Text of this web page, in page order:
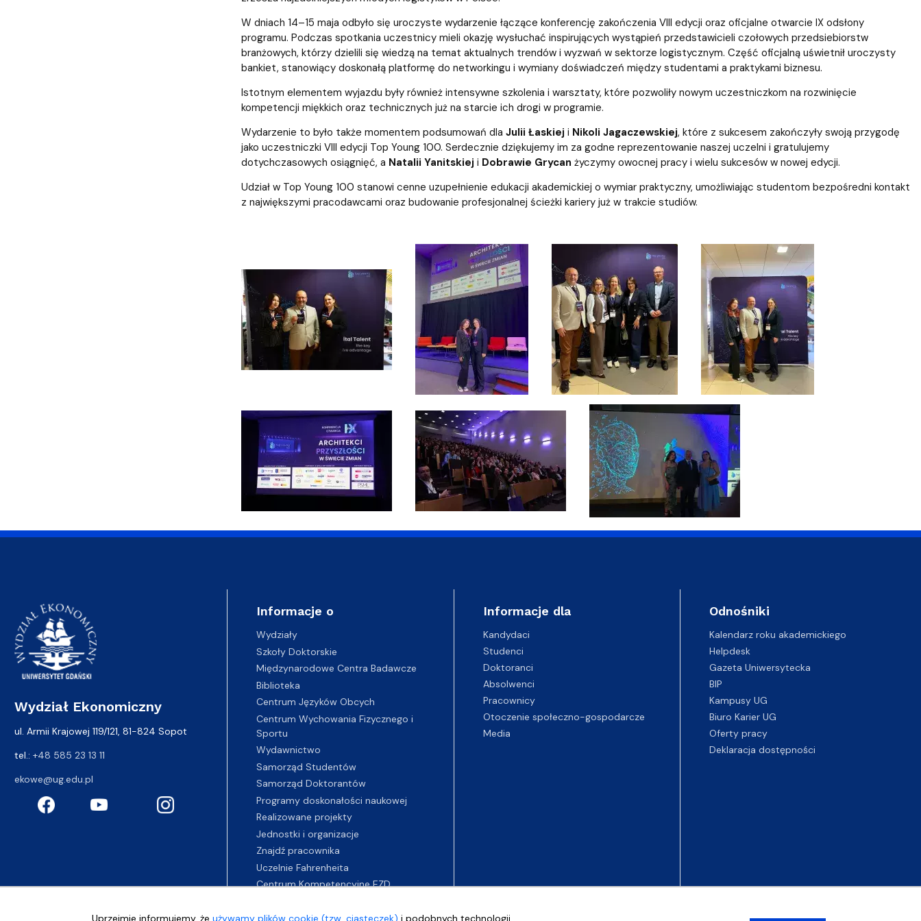
Uprzejmie informujemy, żeużywamy plików cookie (tzw. ciasteczek) i podobnych technologii
W dniach 14–15 maja odbyło się uroczyste wydarzenie łączące konferencję zakończenia VIII edycji oraz oficjalne otwarcie IX odsłony
programu. Podczas spotkania uczestnicy mieli okazję wysłuchać inspirujących wystąpień przedstawicieli czołowych przedsiebiorstw
branżowych, którzy dzielili się wiedzą na temat aktualnych trendów i wyzwań w sektorze logistycznym. Część oficjalną uświetnił uroczysty
bankiet, stanowiący doskonałą platformę do networkingu i wymiany doświadczeń między studentami a praktykami biznesu.
Istotnym elementem wyjazdu były również intensywne szkolenia i warsztaty, które pozwoliły nowym uczestniczkom na rozwinięcie
kompetencji miękkich oraz technicznych już na starcie ich drogi w programie.
Wydarzenie to było także momentem podsumowań dla Julii Łaskiej i Nikoli Jagaczewskiej, które z sukcesem zakończyły swoją przygodę
jako uczestniczki VIII edycji Top Young 100. Serdecznie dziękujemy im za godne reprezentowanie naszej uczelni i gratulujemy
dotychczasowych osiągnięć, a Natalii Yanitskiej i Dobrawie Grycan życzymy owocnej pracy i wielu sukcesów w nowej edycji.
Udział w Top Young 100 stanowi cenne uzupełnienie edukacji akademickiej o wymiar praktyczny, umożliwiając studentom bezpośredni kontakt
z największymi pracodawcami oraz budowanie profesjonalnej ścieżki kariery już w trakcie studiów.
Wydział Ekonomiczny
ul. Armii Krajowej 119/121, 81-824 Sopot
tel.: +48 585 23 13 11
ekowe@ug.edu.pl
Informacje o
Wydziały
Szkoły Doktorskie
Międzynarodowe Centra Badawcze
Biblioteka
Centrum Języków Obcych
Centrum Wychowania Fizycznego i
Sportu
Wydawnictwo
Samorząd Studentów
Samorząd Doktorantów
Programy doskonałości naukowej
Realizowane projekty
Jednostki i organizacje
Znajdź pracownika
Uczelnie Fahrenheita
Centrum Kompetencyjne EZD
Informacje dla
Kandydaci
Studenci
Doktoranci
Absolwenci
Pracownicy
Otoczenie społeczno-gospodarcze
Media
Odnośniki
Kalendarz roku akademickiego
Helpdesk
Gazeta Uniwersytecka
BIP
Kampusy UG
Biuro Karier UG
Oferty pracy
Deklaracja dostępności